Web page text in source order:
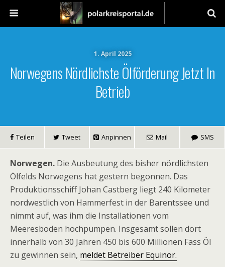
1. April 2025
Norwegens Nördlichste Ölförderung Jetzt In
Betrieb
Teilen Tweet Anpinnen Mail SMS
Norwegen. Die Ausbeutung des bisher nördlichsten
Ölfelds Norwegens hat gestern begonnen. Das
Produktionsschiff Johan Castberg liegt 240 Kilometer
nordwestlich von Hammerfest in der Barentssee und
nimmt auf, was ihm die Installationen vom
Meeresboden hochpumpen. Insgesamt sollen dort
innerhalb von 30 Jahren 450 bis 600 Millionen Fass Öl
zu gewinnen sein, meldet Betreiber Equinor.